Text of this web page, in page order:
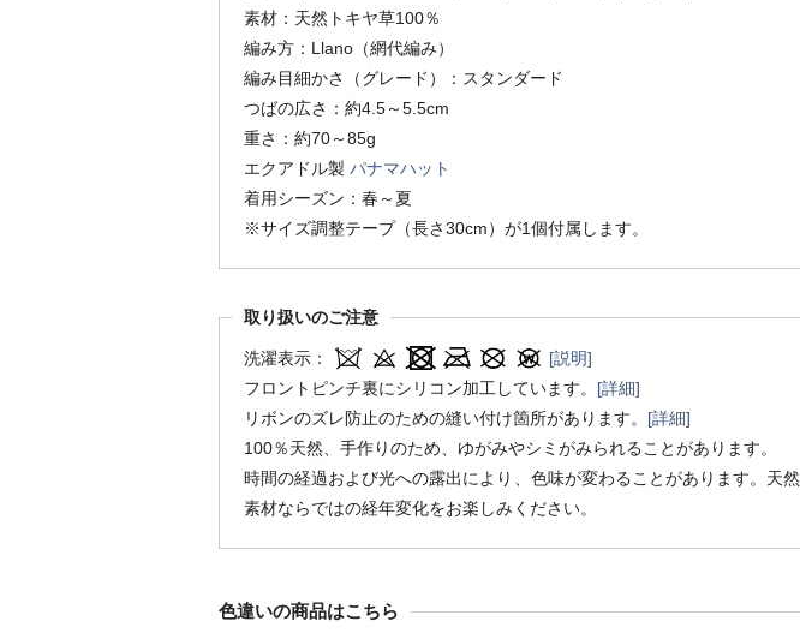
素材：天然トキヤ草100％
編み方：Llano（網代編み）
編み目細かさ（グレード）：スタンダード
つばの広さ：約4.5～5.5cm
重さ：約70～85g
エクアドル製 パナマハット
着用シーズン：春～夏
※サイズ調整テープ（長さ30cm）が1個付属します。
取り扱いのご注意
洗濯表示：
[説明]
フロントピンチ裏にシリコン加工しています。 [詳細]
リボンのズレ防止のための縫い付け箇所があります。 [詳細]
100％天然、手作りのため、ゆがみやシミがみられることがあります。
時間の経過および光への露出により、色味が変わることがあります。天然
素材ならではの経年変化をお楽しみください。
色違いの商品はこちら